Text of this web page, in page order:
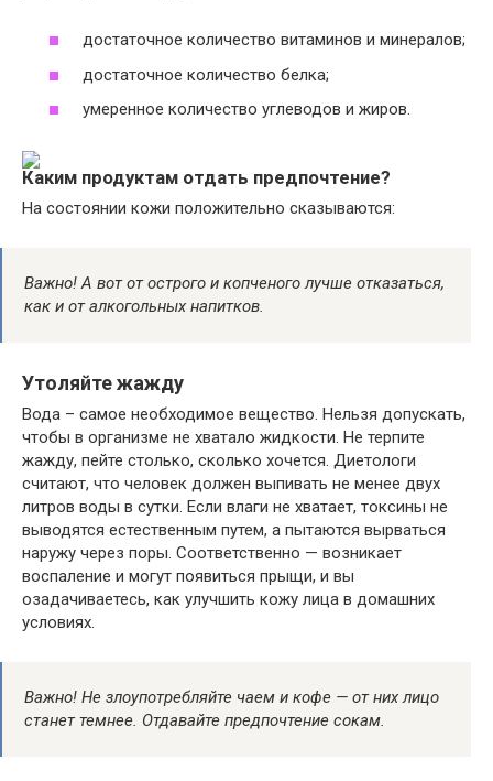
достаточное количество витаминов и минералов;
достаточное количество белка;
умеренное количество углеводов и жиров.
Каким продуктам отдать предпочтение?
На состоянии кожи положительно сказываются:
Важно! А вот от острого и копченого лучше отказаться,
как и от алкогольных напитков.
Утоляйте жажду
Вода – самое необходимое вещество. Нельзя допускать,
чтобы в организме не хватало жидкости. Не терпите
жажду, пейте столько, сколько хочется. Диетологи
считают, что человек должен выпивать не менее двух
литров воды в сутки. Если влаги не хватает, токсины не
выводятся естественным путем, а пытаются вырваться
наружу через поры. Соответственно — возникает
воспаление и могут появиться прыщи, и вы
озадачиваетесь, как улучшить кожу лица в домашних
условиях.
Важно! Не злоупотребляйте чаем и кофе — от них лицо
станет темнее. Отдавайте предпочтение сокам.